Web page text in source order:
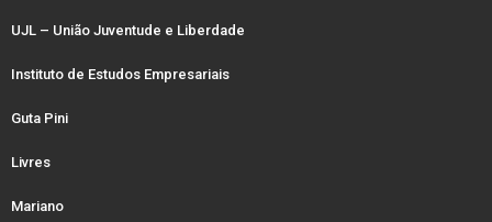
UJL – União Juventude e Liberdade
Instituto de Estudos Empresariais
Guta Pini
Livres
Mariano